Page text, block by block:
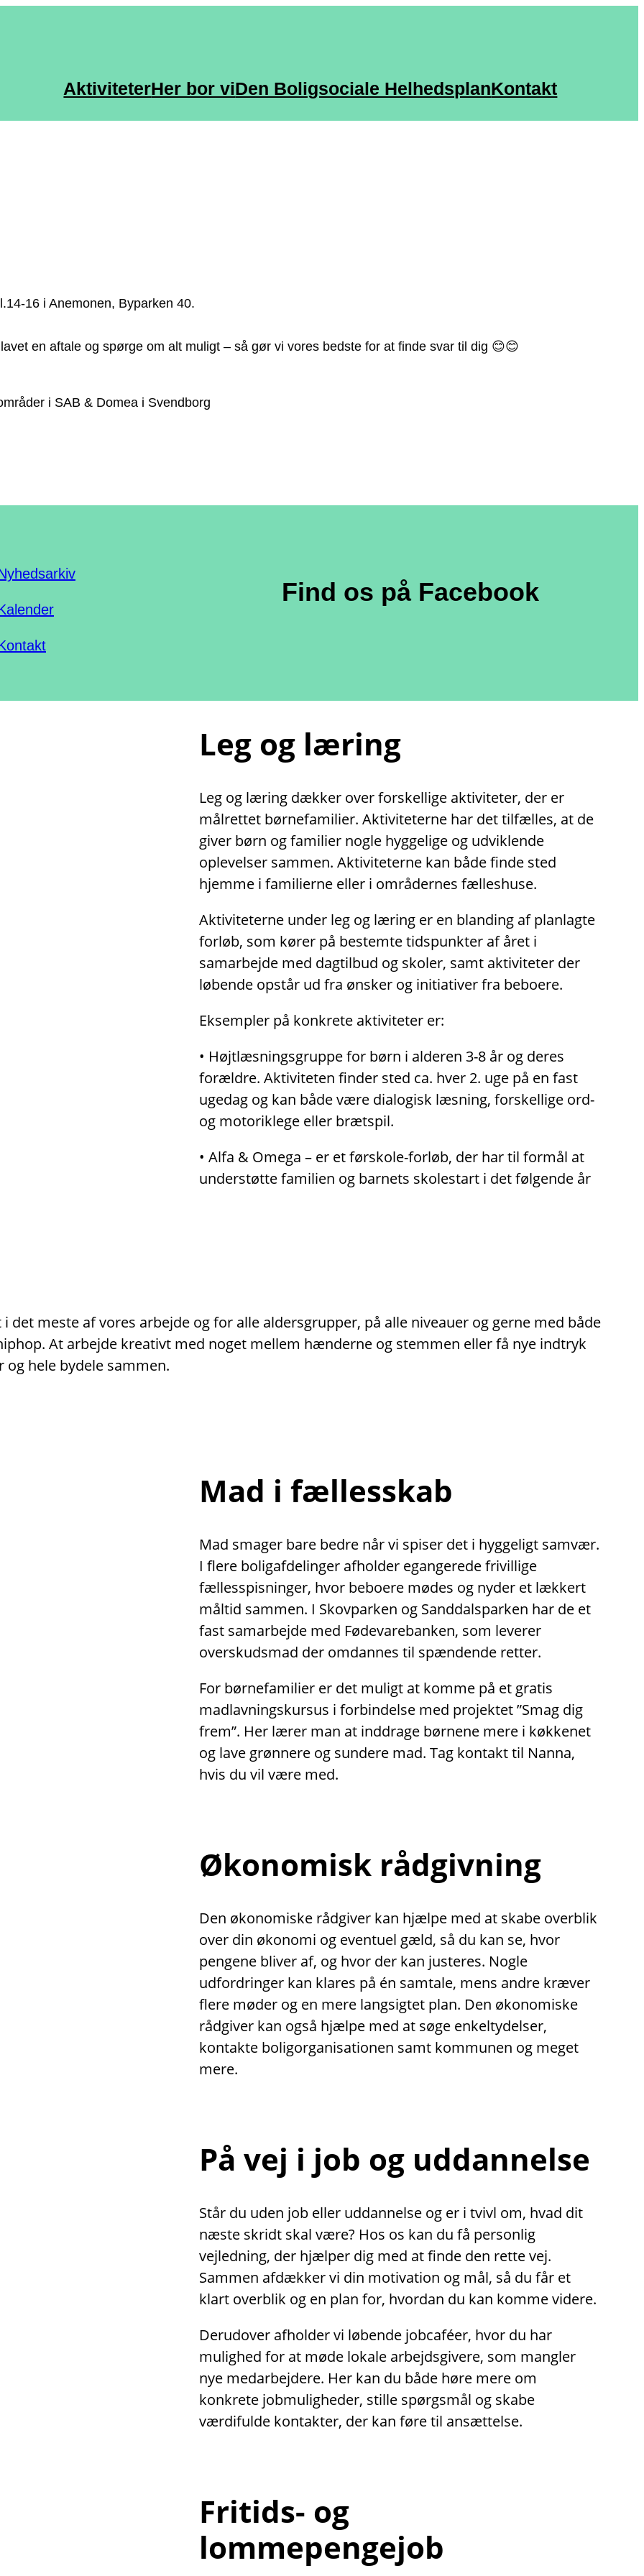
AktiviteterHer bor viDen Boligsociale HelhedsplanKontakt
16 i Anemonen, Byparken 40.
en aftale og spørge om alt muligt – så gør vi vores bedste for at finde svar til dig 😊😊
i SAB & Domea i Svendborg
Find os på Facebook
Leg og læring
Leg og læring dækker over forskellige aktiviteter, der er
målrettet børnefamilier. Aktiviteterne har det tilfælles, at de
giver børn og familier nogle hyggelige og udviklende
oplevelser sammen. Aktiviteterne kan både finde sted
hjemme i familierne eller i områdernes fælleshuse.
Aktiviteterne under leg og læring er en blanding af planlagte
forløb, som kører på bestemte tidspunkter af året i
samarbejde med dagtilbud og skoler, samt aktiviteter der
løbende opstår ud fra ønsker og initiativer fra beboere.
Eksempler på konkrete aktiviteter er:
• Højtlæsningsgruppe for børn i alderen 3-8 år og deres
forældre. Aktiviteten finder sted ca. hver 2. uge på en fast
ugedag og kan både være dialogisk læsning, forskellige ord-
og motoriklege eller brætspil.
• Alfa & Omega – er et førskole-forløb, der har til formål at
understøtte familien og barnets skolestart i det følgende år
meste af vores arbejde og for alle aldersgrupper, på alle niveauer og gerne med både
At arbejde kreativt med noget mellem hænderne og stemmen eller få nye indtryk
hele bydele sammen.
Mad i fællesskab
Mad smager bare bedre når vi spiser det i hyggeligt samvær.
I flere boligafdelinger afholder egangerede frivillige
fællesspisninger, hvor beboere mødes og nyder et lækkert
måltid sammen. I Skovparken og Sanddalsparken har de et
fast samarbejde med Fødevarebanken, som leverer
overskudsmad der omdannes til spændende retter.
For børnefamilier er det muligt at komme på et gratis
madlavningskursus i forbindelse med projektet ”Smag dig
frem”. Her lærer man at inddrage børnene mere i køkkenet
og lave grønnere og sundere mad. Tag kontakt til Nanna,
hvis du vil være med.
Økonomisk rådgivning
Den økonomiske rådgiver kan hjælpe med at skabe overblik
over din økonomi og eventuel gæld, så du kan se, hvor
pengene bliver af, og hvor der kan justeres. Nogle
udfordringer kan klares på én samtale, mens andre kræver
flere møder og en mere langsigtet plan. Den økonomiske
rådgiver kan også hjælpe med at søge enkeltydelser,
kontakte boligorganisationen samt kommunen og meget
mere.
På vej i job og uddannelse
Står du uden job eller uddannelse og er i tvivl om, hvad dit
næste skridt skal være? Hos os kan du få personlig
vejledning, der hjælper dig med at finde den rette vej.
Sammen afdækker vi din motivation og mål, så du får et
klart overblik og en plan for, hvordan du kan komme videre.
Derudover afholder vi løbende jobcaféer, hvor du har
mulighed for at møde lokale arbejdsgivere, som mangler
nye medarbejdere. Her kan du både høre mere om
konkrete jobmuligheder, stille spørgsmål og skabe
værdifulde kontakter, der kan føre til ansættelse.
Fritids- og
lommepengejob